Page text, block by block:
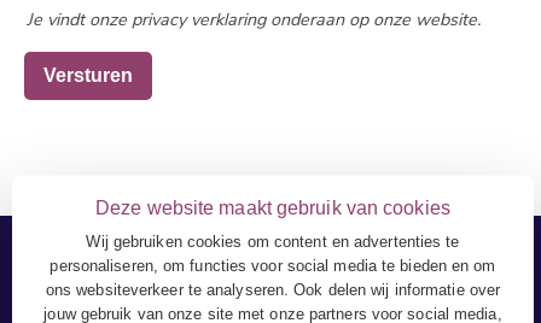
Deze website maakt gebruik van cookies
Wij gebruiken cookies om content en advertenties te
personaliseren, om functies voor social media te bieden en om
ons websiteverkeer te analyseren. Ook delen wij informatie over
jouw gebruik van onze site met onze partners voor social media,
Je vindt onze privacy verklaring onderaan op onze website.